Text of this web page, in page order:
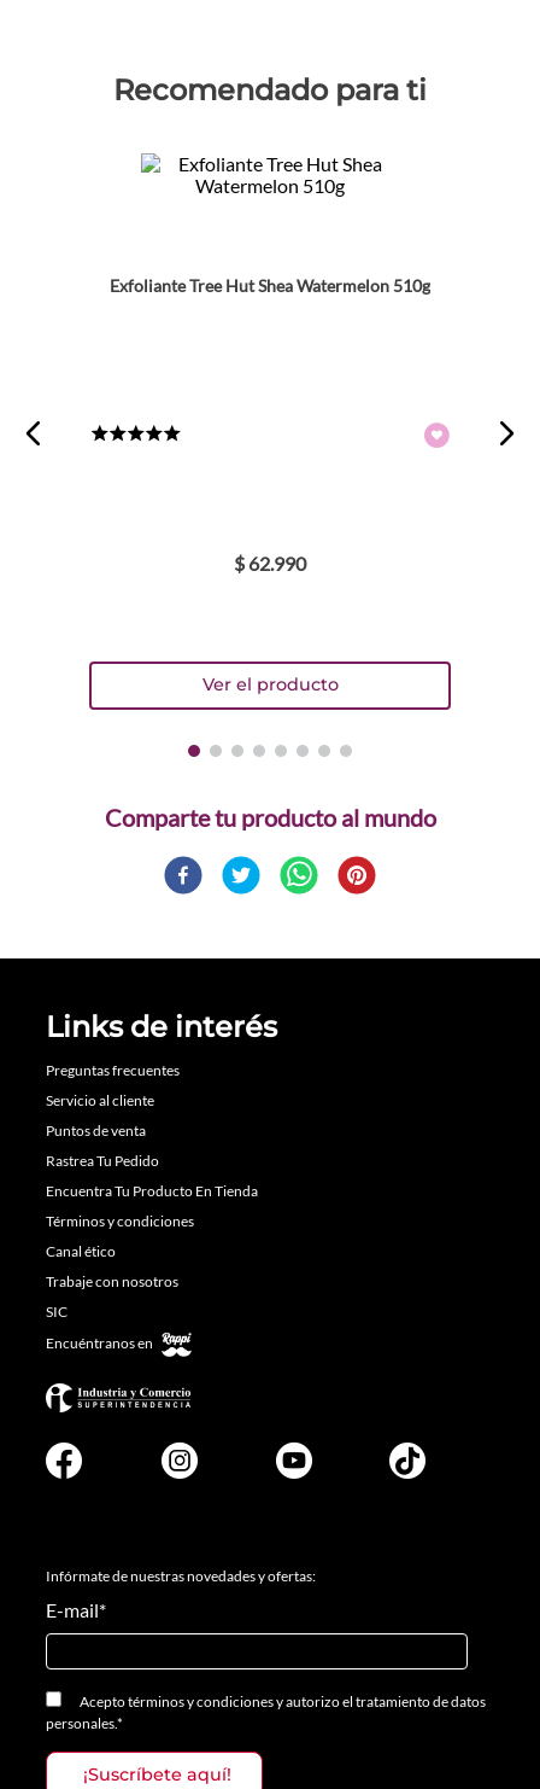
Recomendado para ti
Exfoliante Tree Hut Shea Watermelon 510g
$ 62.990
Comparte
Links de interés
Preguntas frecuentes
Servicio al cliente
Puntos de venta
Rastrea Tu Pedido
Encuentra Tu Producto En Tienda
Términos y condiciones
Canal ético
Trabaje con nosotros
SIC
Encuéntranos en
Infórmate de nuestras novedades y ofertas:
E-mail*
Aceptotérminos y condicionesyautorizo el tratamiento de datos
personales.*